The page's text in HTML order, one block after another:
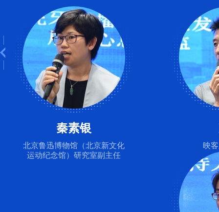
秦素银
北京鲁迅博物馆（北京新文化
运动纪念馆）研究室副主任
映